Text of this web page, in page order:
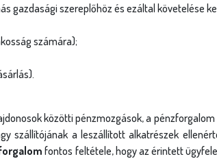
gazdasági szereplőhöz és ezáltal követelése
számára);
közötti pénzmozgások, a
szállítójának a leszállított alkatrészek
fontos feltétele, hogy az érintett